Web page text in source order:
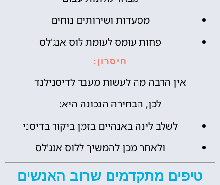
מסעדות ושירותים נוחים
פחות עומס לעומת לוס אנג'לס
חיסרון:
אין הרבה מה לעשות מעבר לדיסנילנד
לכן, הבחירה הנכונה היא:
לשלב לינה באנהיים בזמן ביקור בדיסני
ולאחר מכן להמשיך ללוס אנג'לס
טיפים מתקדמים שרוב האנשים